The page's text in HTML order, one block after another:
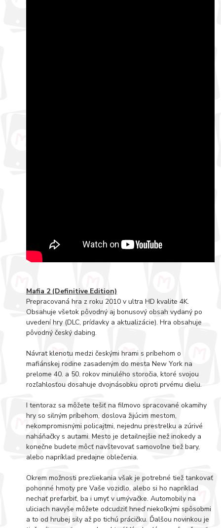
Mafia 2 (Definitive Edition)
Prepracovaná hra z roku 2010 v ultra HD kvalite 4K.
Obsahuje všetok pôvodný aj bonusový obsah vydaný po
uvedení hry (DLC, prídavky a aktualizácie). Hra obsahuje
pôvodný český dabing.
Návrat klenotu medzi českými hrami s príbehom o
mafiánskej rodine zasadeným do mesta New York na
prelome 40. a 50. rokov minulého storočia, ktoré svojou
rozľahlosťou dosahuje dvojnásobku oproti prvému dielu.
I tentoraz sa môžete tešiť na filmovo spracované okamihy
hry so silným príbehom, doslova žijúcim mestom,
nekompromisnými policajtmi, nejednu prestrelku a zúrivé
naháňačky s autami. Mesto je detailnejšie než inokedy a
konečne budete môcť navštevovať samovoľne tiež bary,
alebo napríklad predajne oblečenia.
Okrem možnosti prezliekania však je potrebné tiež tankovať
pohonné hmoty pre Vaše vozidlo, alebo si ho napríklad
nechať prefarbiť, ba i umyť v umývačke. Automobily na
uliciach navyše môžete odcudziť hneď niekoľkými spôsobmi
a to od hrubej sily až po tichú prácičku. Ďalšou novinkou je